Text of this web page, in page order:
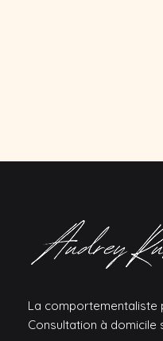
La
Consultation à domicile